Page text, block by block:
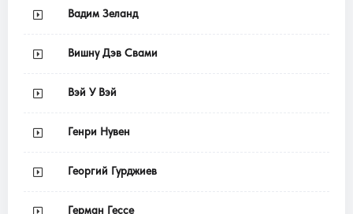
Вадим Зеланд
Вишну Дэв Свами
Вэй У Вэй
Генри Нувен
Георгий Гурджиев
Герман Гессе